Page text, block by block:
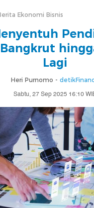
Ekonomi Bisnis
Lagi
Heri Purnomo -
Sabtu, 27 Sep 2025 16:10